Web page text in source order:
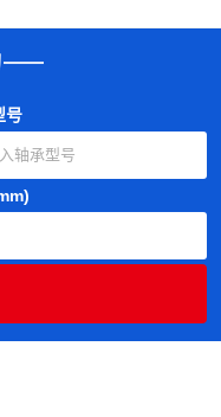
号